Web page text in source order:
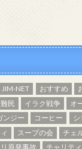
JIM-NET おすすめ
民
イラク戦争
オ
ンジー コーヒー シ
スープの会
チェ
原発事故
チャリティ